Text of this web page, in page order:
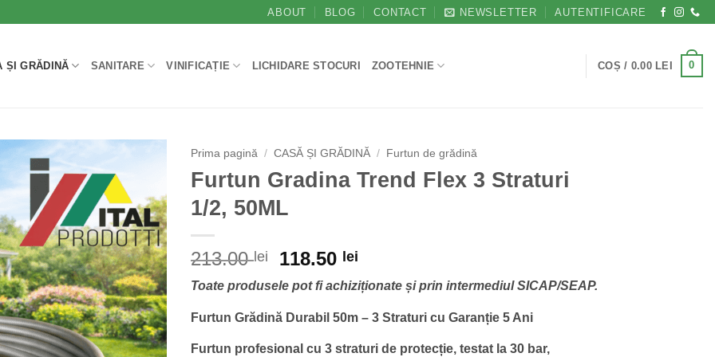
ABOUT BLOG CONTACT NEWSLETTER AUTENTIFICARE
ȘI GRĂDINĂ SANITARE VINIFICAȚIE LICHIDARE STOCURI ZOOTEHNIE COȘ / 0.00 LEI 0
Prima pagină / CASĂ ȘI GRĂDINĂ / Furtun de grădină
Furtun Gradina Trend Flex 3 Straturi
1/2, 50ML
213.00lei
Prețul
inițial
a
fost:
118.50 lei
curent
este:
118.50 lei.
Toate produsele pot fi achiziționate și prin intermediul SICAP/SEAP.
Furtun Grădină Durabil 50m – 3 Straturi cu Garanție 5 Ani
Furtun profesional cu 3 straturi de protecție, testat la 30 bar,